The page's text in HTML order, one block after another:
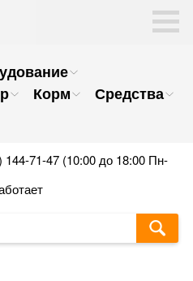
Корм
Средства
144-71-47 (10:00 до 18:00 Пн-